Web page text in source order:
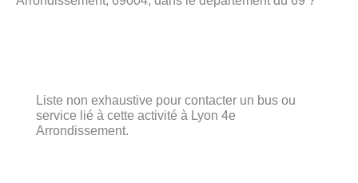
Liste non exhaustive pour contacter un bus ou
service lié à cette activité à Lyon 4e
Arrondissement.